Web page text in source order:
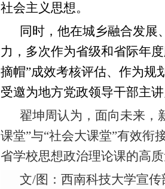
社会主义思想。
同时，他在城乡融合发展
力，多次作为省级和省际年
摘帽”成效考核评估、作为规
受邀为地方党政领导干部主
翟坤周认为，面向未来，
课堂”与“社会大课堂”有效衔
省学校思想政治理论课的高
文/图：西南科技大学宣